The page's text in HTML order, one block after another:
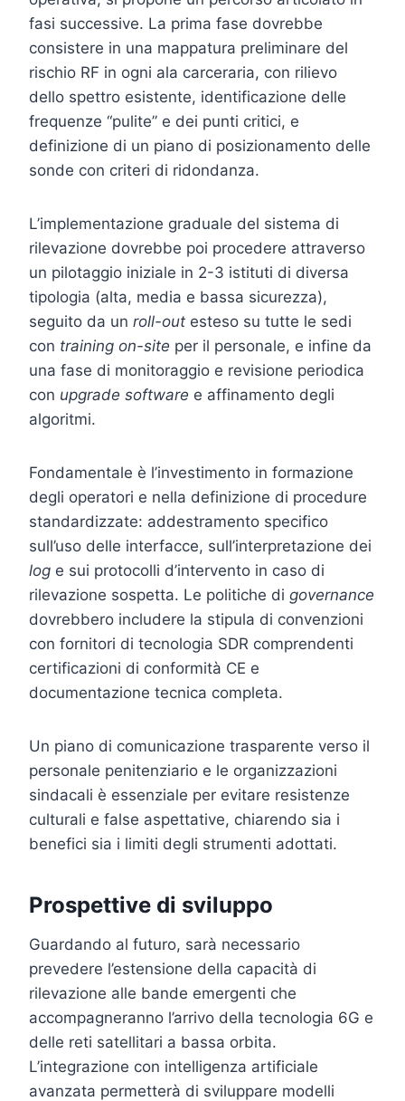
fasi successive. La prima fase dovrebbe
consistere in una mappatura preliminare del
rischio RF in ogni ala carceraria, con rilievo
dello spettro esistente, identificazione delle
frequenze “pulite” e dei punti critici, e
definizione di un piano di posizionamento delle
sonde con criteri di ridondanza.
L’implementazione graduale del sistema di
rilevazione dovrebbe poi procedere attraverso
un pilotaggio iniziale in 2-3 istituti di diversa
tipologia (alta, media e bassa sicurezza),
seguito da un roll-out esteso su tutte le sedi
con training on-site per il personale, e infine da
una fase di monitoraggio e revisione periodica
con upgrade software e affinamento degli
algoritmi.
Fondamentale è l’investimento in formazione
degli operatori e nella definizione di procedure
standardizzate: addestramento specifico
sull’uso delle interfacce, sull’interpretazione dei
log e sui protocolli d’intervento in caso di
rilevazione sospetta. Le politiche di governance
dovrebbero includere la stipula di convenzioni
con fornitori di tecnologia SDR comprendenti
certificazioni di conformità CE e
documentazione tecnica completa.
Un piano di comunicazione trasparente verso il
personale penitenziario e le organizzazioni
sindacali è essenziale per evitare resistenze
culturali e false aspettative, chiarendo sia i
benefici sia i limiti degli strumenti adottati.
Prospettive di sviluppo
Guardando al futuro, sarà necessario
prevedere l’estensione della capacità di
rilevazione alle bande emergenti che
accompagneranno l’arrivo della tecnologia 6G e
delle reti satellitari a bassa orbita.
L’integrazione con intelligenza artificiale
avanzata permetterà di sviluppare modelli